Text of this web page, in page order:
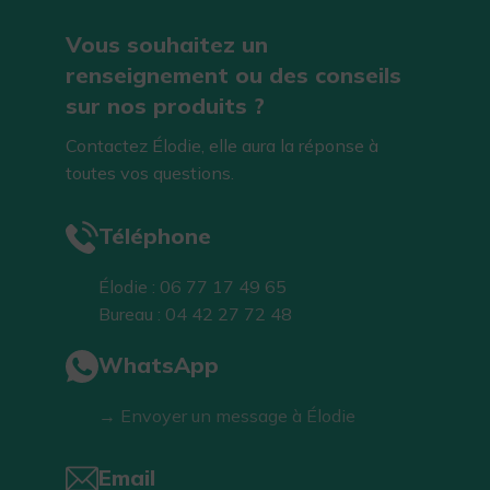
Vous souhaitez un
renseignement ou des conseils
sur nos produits ?
Contactez Élodie, elle aura la réponse à
toutes vos questions.
Téléphone
Élodie : 06 77 17 49 65
Bureau : 04 42 27 72 48
WhatsApp
→ Envoyer un message à Élodie
Email